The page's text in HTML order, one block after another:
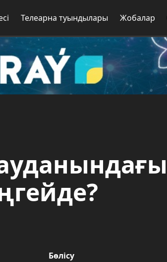
Телеарна туындылары Жобалар
Бөлісу